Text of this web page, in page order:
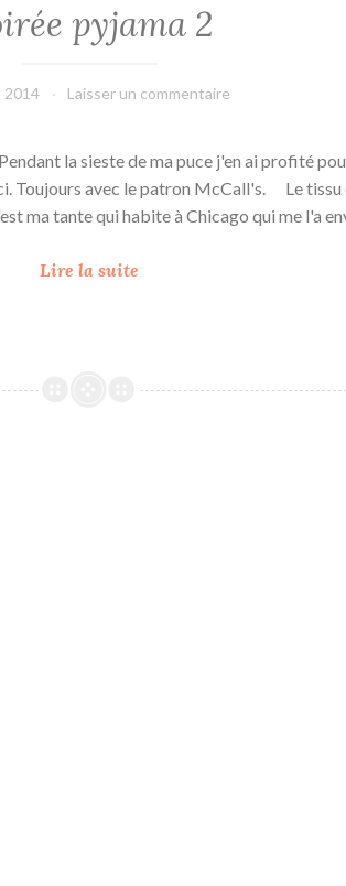
pyjama 2
2014 leffetmain
Laisser un commentaire
la sieste de ma puce j'en ai profité
Toujours avec le patron McCall's. Le tissu
ma tante qui habite à Chicago qui me l'a
Lire la suite